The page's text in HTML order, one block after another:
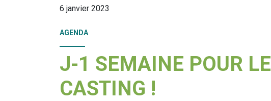
6 janvier 2023
AGENDA
J-1 SEMAINE POUR LE
CASTING !